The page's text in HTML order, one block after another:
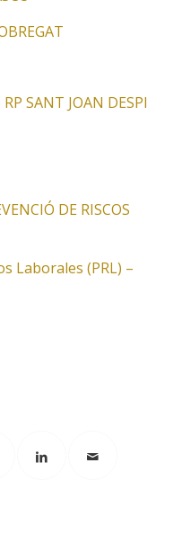
SANT JOAN DESPI
DE RISCOS
Laborales (PRL) –